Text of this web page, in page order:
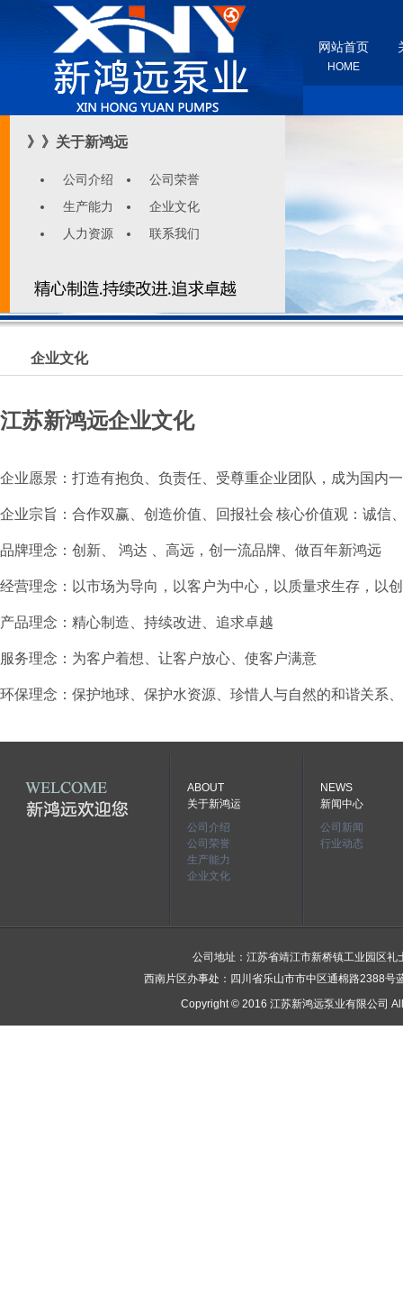
网站首页
HOME
》》关于新鸿远
公司介绍
公司荣誉
生产能力
企业文化
人力资源
联系我们
企业文化
江苏新鸿远企业文化
企业愿景：打造有抱负、负责任、受尊重企业团队，成为国内
企业宗旨：合作双赢、创造价值、回报社会 核心价值观：诚信
品牌理念：创新、 鸿达 、高远，创一流品牌、做百年新鸿远
经营理念：以市场为导向，以客户为中心，以质量求生存，以
产品理念：精心制造、持续改进、追求卓越
服务理念：为客户着想、让客户放心、使客户满意
环保理念：保护地球、保护水资源、珍惜人与自然的和谐关系
ABOUT
关于新鸿运
公司介绍
公司荣誉
生产能力
企业文化
NEWS
新闻中心
公司新闻
行业动态
公司地址：江苏省靖江市新桥镇工业园区
西南片区办事处：四川省乐山市市中区通棉路2388
Copyright © 2016 江苏新鸿远泵业有限公司